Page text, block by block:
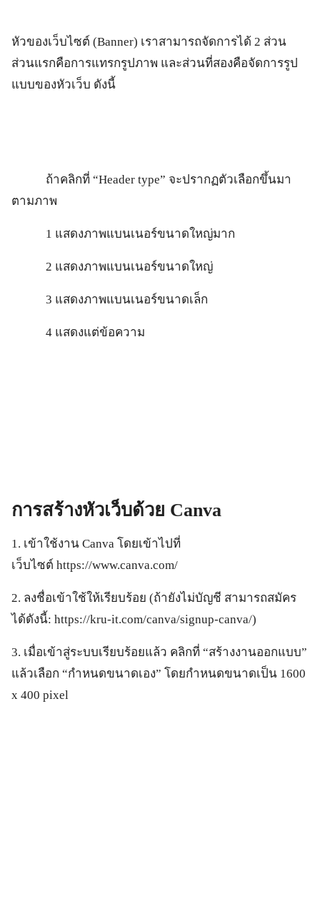
หัวของเว็บไซต์ (Banner) เราสามารถจัดการได้ 2 ส่วน
ส่วนแรกคือการแทรกรูปภาพ และส่วนที่สองคือจัดการรูป
แบบของหัวเว็บ ดังนี้
ถ้าคลิกที่ “Header type” จะปรากฏตัวเลือกขึ้นมา
ตามภาพ
1 แสดงภาพแบนเนอร์ขนาดใหญ่มาก
2 แสดงภาพแบนเนอร์ขนาดใหญ่
3 แสดงภาพแบนเนอร์ขนาดเล็ก
4 แสดงแต่ข้อความ
การสร้างหัวเว็บด้วย Canva
1. เข้าใช้งาน Canva โดยเข้าไปที่
เว็บไซต์ https://www.canva.com/
2. ลงชื่อเข้าใช้ให้เรียบร้อย (ถ้ายังไม่บัญชี สามารถสมัคร
ได้ดังนี้: https://kru-it.com/canva/signup-canva/)
3. เมื่อเข้าสู่ระบบเรียบร้อยแล้ว คลิกที่ “สร้างงานออกแบบ”
แล้วเลือก “กำหนดขนาดเอง” โดยกำหนดขนาดเป็น 1600
x 400 pixel